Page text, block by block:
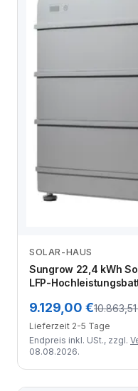
SOLAR-HAUS
Sungrow 22,4 kWh
LFP-
9.129,00 €
Lieferzeit 2-5 Tage
Endpreis inkl. USt., zzgl.
08.08.2026.